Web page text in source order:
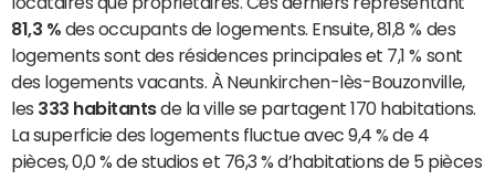
81,3 % des occupants de logements. Ensuite, 81,8 % des
logements sont des résidences principales et 7,1 % sont
des logements vacants. À Neunkirchen-lès-Bouzonville,
les 333 habitantsde la ville se partagent 170 habitations.
La superficie des logements fluctue avec 9,4 % de 4
pièces, 0,0 % de studios et 76,3 % d’habitations de 5 pièces